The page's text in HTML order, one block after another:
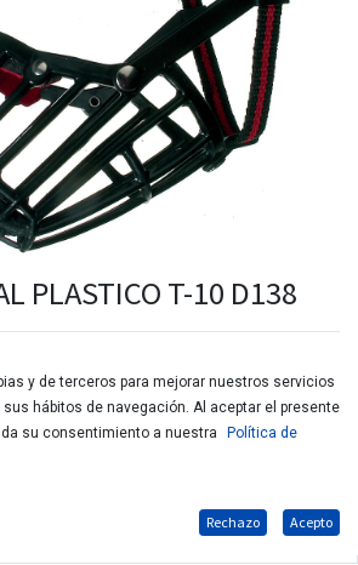
PLASTICO T-10 D138
ajustable a todas las razas
39 cm / largo 18 cm / recomendado para
y de terceros para mejorar nuestros servicios
hábitos de navegación. Al aceptar el presente
su consentimiento a nuestra
Política de
Rechazo Acepto